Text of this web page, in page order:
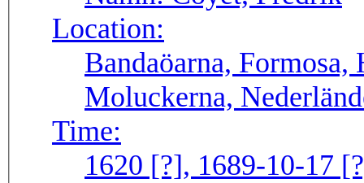
Location:
Bandaöarna, Formosa,
Moluckerna,
Time:
1620 [?], 1689-10-17